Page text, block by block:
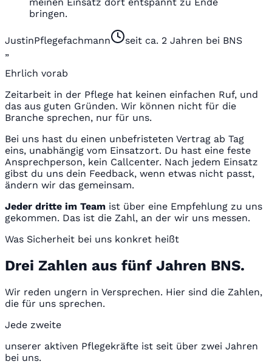
bringen.
JustinPflegefachmann
seit ca. 2 Jahren bei BNS
„
Ehrlich vorab
Zeitarbeit in der Pflege hat keinen einfachen Ruf, und
das aus guten Gründen. Wir können nicht für die
Branche sprechen, nur für uns.
Bei uns hast du einen unbefristeten Vertrag ab Tag
eins, unabhängig vom Einsatzort. Du hast eine feste
Ansprechperson, kein Callcenter. Nach jedem Einsatz
gibst du uns dein Feedback, wenn etwas nicht passt,
ändern wir das gemeinsam.
Jeder dritte im Team ist über eine Empfehlung zu uns
gekommen. Das ist die Zahl, an der wir uns messen.
Was Sicherheit bei uns konkret heißt
Drei Zahlen aus fünf Jahren BNS.
Wir reden ungern in Versprechen. Hier sind die Zahlen,
die für uns sprechen.
Jede zweite
unserer aktiven Pflegekräfte ist seit über zwei Jahren
bei uns.